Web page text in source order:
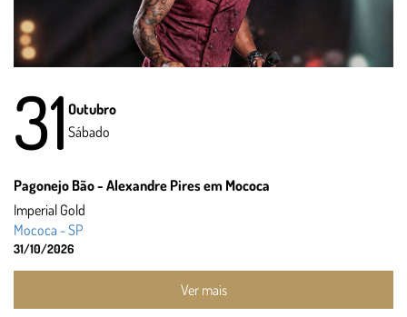
31 Outubro
Sábado
Pagonejo Bão - Alexandre Pires em Mococa
Imperial Gold
Mococa - SP
31/10/2026
Ver mais